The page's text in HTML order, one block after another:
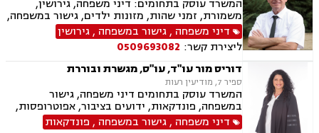
המשרד עוסק בתחומים: דיני משפחה, גירושין,
משמורת, זמני שהות, מזונות ילדים, גישור במשפחה,
ניכור הורי, פירוק שיתוף, ייצוג בבית דין רבני "גיטין",
הסכמי ממון, אפוטרופסות, ייפוי כוח מתמשך, ירושות
וצוואות, העברה בין דורית, הסכם ידועים בציבור,
מקרקעין ונדל"ן, עסקאות מכר דירה, פינוי מושכר,
ליקויי בניה
דיני משפחה ,גישור במשפחה ,גירושין
ליצירת קשר: 0509693082
דוריס מור עו"ד, עו"ס, מגשרת ובוררת
ספיר 7, מודיעין רעות
המשרד עוסק בתחומים דיני משפחה, גישור
במשפחה, פונדקאות, ידועים בציבור, אפוטרופסות,
הסכמי ממון, אבהות, מזונות, משמורת, גירושין,
דיני משפחה ,גישור במשפחה , פונדקאות